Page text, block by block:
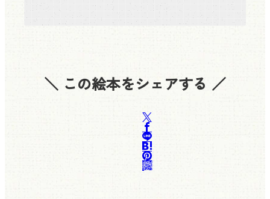
＼ この絵本をシェアする ／